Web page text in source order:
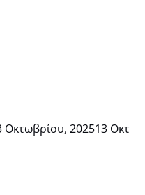
Οκτωβρίου, 202513 Οκτ